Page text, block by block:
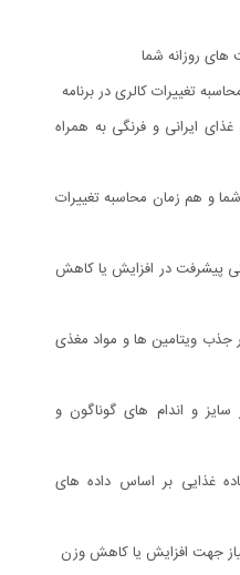
های روزانه شما
تغییرات کالری در برنامه
کالری بیش از 300 نوع غذای ایرانی و فرنگی به همراه
و هم زمان محاسبه تغییرات
پیشرفت در افزایش یا کاهش
جذب ویتامین ها و مواد مغذی
و اندام های گوناگون و
غذایی بر اساس داده های
جهت افزایش یا کاهش وزن